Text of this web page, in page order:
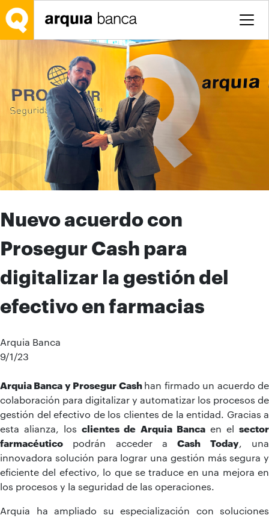
Saltar al contenido principal
Nuevo acuerdo con
Prosegur Cash para
digitalizar la gestión del
efectivo en farmacias
Arquia Banca
9/1/23
Arquia Banca y Prosegur Cash han firmado un acuerdo de
colaboración para digitalizar y automatizar los procesos de
gestión del efectivo de los clientes de la entidad. Gracias a
esta alianza, losclientes de Arquia Bancaen elsector
farmacéutico podrán acceder aCash Today, una
innovadora solución para lograr una gestión más segura y
eficiente del efectivo, lo que se traduce en una mejora en
los procesos y la seguridad de las operaciones.
Arquia ha ampliado su especialización con soluciones